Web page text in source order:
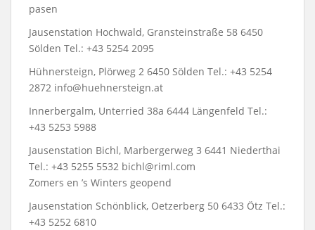
pasen
Jausenstation Hochwald, Gransteinstraße 58 6450
Sölden Tel.: +43 5254 2095
Hühnersteign, Plörweg 2 6450 Sölden Tel.: +43 5254
2872 info@huehnersteign.at
Innerbergalm, Unterried 38a 6444 Längenfeld Tel.:
+43 5253 5988
Jausenstation Bichl, Marbergerweg 3 6441 Niederthai
Tel.: +43 5255 5532 bichl@riml.com
Zomers en ’s Winters geopend
Jausenstation Schönblick, Oetzerberg 50 6433 Ötz Tel.:
+43 5252 6810